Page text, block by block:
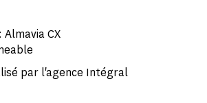
CX
par l'agence Intégral